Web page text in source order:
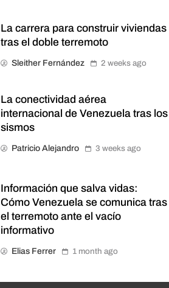
La carrera para construir viviendas
tras el doble terremoto
Sleither Fernández 2 weeks ago
La conectividad aérea
internacional de Venezuela tras los
sismos
Patricio Alejandro 3 weeks ago
Información que salva vidas:
Cómo Venezuela se comunica tras
el terremoto ante el vacío
informativo
Elias Ferrer 1 month ago